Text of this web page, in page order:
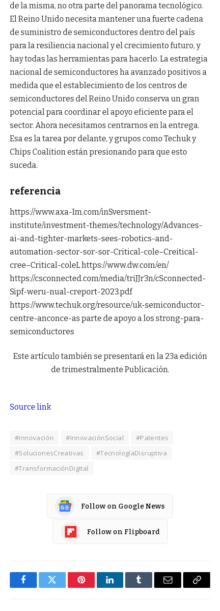
de la misma, no otra parte del panorama tecnológico.
El Reino Unido necesita mantener una fuerte cadena
de suministro de semiconductores dentro del país
para la resiliencia nacional y el crecimiento futuro, y
hay todas las herramientas para hacerlo. La estrategia
nacional de semiconductores ha avanzado positivos a
medida que el establecimiento de los centros de
semiconductores del Reino Unido conserva un gran
potencial para coordinar el apoyo eficiente para el
sector. Ahora necesitamos centrarnos en la entrega.
Esa es la tarea por delante, y grupos como Techuk y
Chips Coalition están presionando para que esto
suceda.
referencia
https://www.axa-Im.com/inSversment-
institute/investment-themes/technology/Advances-
ai-and-tighter-markets-sees-robotics-and-
automation-sector-sor-sor-Critical-cole–Creitical-
cree–Critical-coleL https://www.dw.com/en/
https://csconnected.com/media/triJJr3n/cSconnected-
Sipf-weru-nual-creport-2023.pdf
https://www.techuk.org/resource/uk-semiconductor-
centre-anconce-as parte de apoyo a los strong-para-
semiconductores
Este artículo también se presentará en la 23a edición
de trimestralmente Publicación.
Source link
#Innovación #InnovaciónSocial
#Patentes
#SolucionesCreativas
#TecnologíaDisruptiva
#TransformaciónDigital
Follow on Google News
Follow on Flipboard
FacebookTwitter PinterestLinkedInTumblr Email
Copy